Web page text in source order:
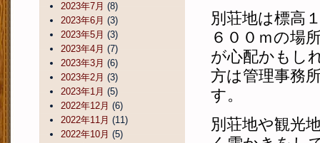
別荘地は標高
６００ｍの場
が心配かもし
方は管理事務
す。
別荘地や観光
2023年7月 (8)
2023年6月 (3)
2023年5月 (3)
2023年4月 (7)
2023年3月 (6)
2023年2月 (3)
2023年1月 (5)
2022年12月 (6)
2022年11月 (11)
2022年10月 (5)